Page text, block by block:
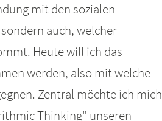
mit den sozialen
auch, welcher
Heute will ich das
werden, also mit welche
Zentral möchte ich mich
Thinking" unseren